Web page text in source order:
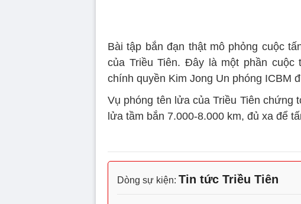
Bài tập bắn đạn thật mô phỏng cuộc
của Triều Tiên. Đây là một phần
chính quyền Kim Jong Un phóng ICBM
Vụ phóng tên lửa của Triều Tiên chứng
lửa tầm bắn 7.000-8.000 km, đủ xa để
Dòng sự kiện: Tin tức Triều Tiên